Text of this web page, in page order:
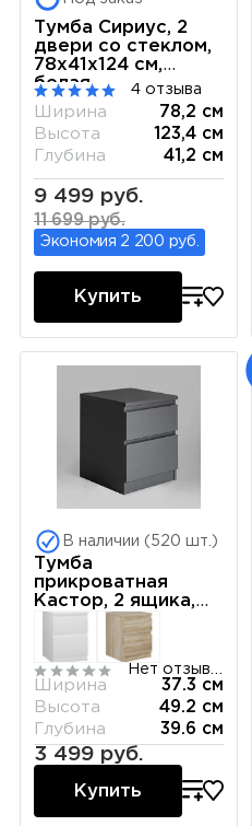
Тумба Сириус, 2
двери со стеклом,
78х41х124 см,
белая
4 отзыва
Ширина
78,2 см
Высота
123,4 см
Глубина
41,2 см
9 499 руб.
11 699 руб.
Экономия 2 200 руб.
Купить
В наличии (520 шт.)
Тумба
прикроватная
Кастор, 2 ящика,
40х37х49 см, серая
Ширина
37.3 см
Высота
49.2 см
Глубина
39.6 см
3 499 руб.
Купить